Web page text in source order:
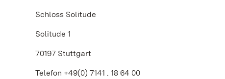
Schloss Solitude
Solitude 1
70197 Stuttgart
Telefon +49(0) 7141 . 18 64 00